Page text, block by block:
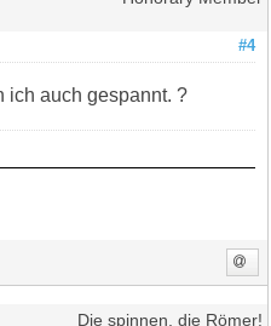
#4
ich auch gespannt. ?
Die spinnen, die Römer!